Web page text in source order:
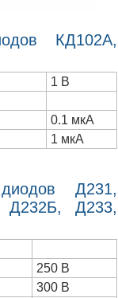
КД102А,
1 В
0.1 мкА
1 мкА
диодов Д231,
Д233,
250 В
300 В